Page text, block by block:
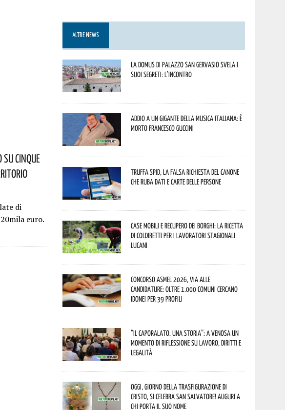
Cinque
di
euro.
ALTRE NEWS
La Domus di Palazzo San Gervasio svela i
suoi segreti: l’incontro
Addio a un gigante della musica italiana: è
morto Francesco Guccini
Truffa Spid, la falsa richiesta del canone
che ruba dati e carte delle persone
Case mobili e recupero dei borghi: la ricetta
di Coldiretti per i lavoratori stagionali
lucani
Concorso Asmel 2026, via alle
candidature: oltre 1.000 Comuni cercano
idonei per 39 profili
“Il caporalato. Una storia”: a Venosa un
momento di riflessione su lavoro, diritti e
legalità
Oggi, giorno della Trasfigurazione di
Cristo, si celebra San Salvatore! Auguri a
chi porta il suo nome